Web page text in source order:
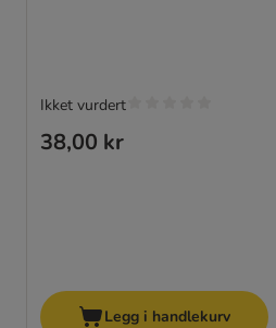
38,00 kr
Ikket vurdert
Legg i handlekurv